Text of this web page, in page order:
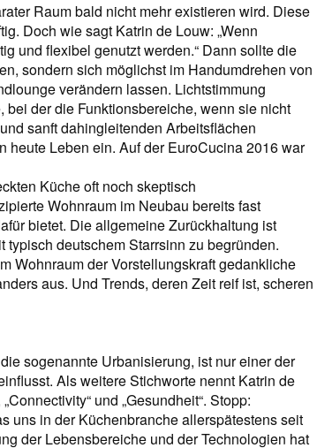
Raum bald nicht mehr existieren wird. Diese
Doch wie sagt Katrin de Louw: „Wenn
und flexibel genutzt werden.“ Dann sollte die
sondern sich möglichst im Handumdrehen von
verändern lassen. Lichtstimmung
der die Funktionsbereiche, wenn sie nicht
sanft dahingleitenden Arbeitsflächen
heute Leben ein. Auf der EuroCucina 2016 war
Küche oft noch skeptisch
Wohnraum im Neubau bereits fast
bietet. Die allgemeine Zurückhaltung ist
deutschem Starrsinn zu begründen.
Wohnraum der Vorstellungskraft gedankliche
aus. Und Trends, deren Zeit reif ist, scheren
sogenannte Urbanisierung, ist nur einer der
Als weitere Stichworte nennt Katrin de
und „Gesundheit“. Stopp:
uns in der Küchenbranche allerspätestens seit
der Lebensbereiche und der Technologien hat